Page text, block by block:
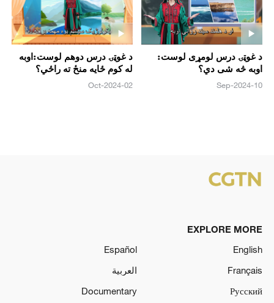
د غوټۍ درس دوهم لوست:اوبه
له کوم ځايه منځ ته راځي؟
02-Oct-2024
د غوټۍ درس لومړی لوست:
اوبه څه شی دي؟
10-Sep-2024
EXPLORE MORE
English
Español
Français
العربية
Русский
Documentary